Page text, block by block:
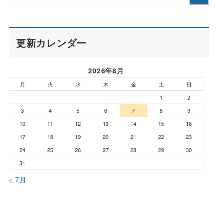
更新カレンダー
2026年8月
月 火 水 木 金 土
日
1
2
3
4 5 6 7 8
9
10
11 12 13 14 15
16
17
18 19 20 21 22
23
24
25 26 27 28 29
30
31
« 7月